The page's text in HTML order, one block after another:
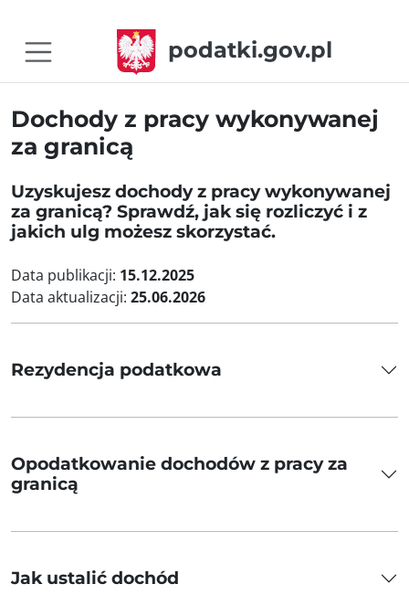
podatki.gov.pl
Dochody z pracy wykonywanej
za granicą
Uzyskujesz dochody z pracy wykonywanej
za granicą? Sprawdź, jak się rozliczyć i z
jakich ulg możesz skorzystać.
Data publikacji: 15.12.2025
Data aktualizacji: 25.06.2026
Rezydencja podatkowa
Opodatkowanie dochodów z pracy za
granicą
Jak ustalić dochód